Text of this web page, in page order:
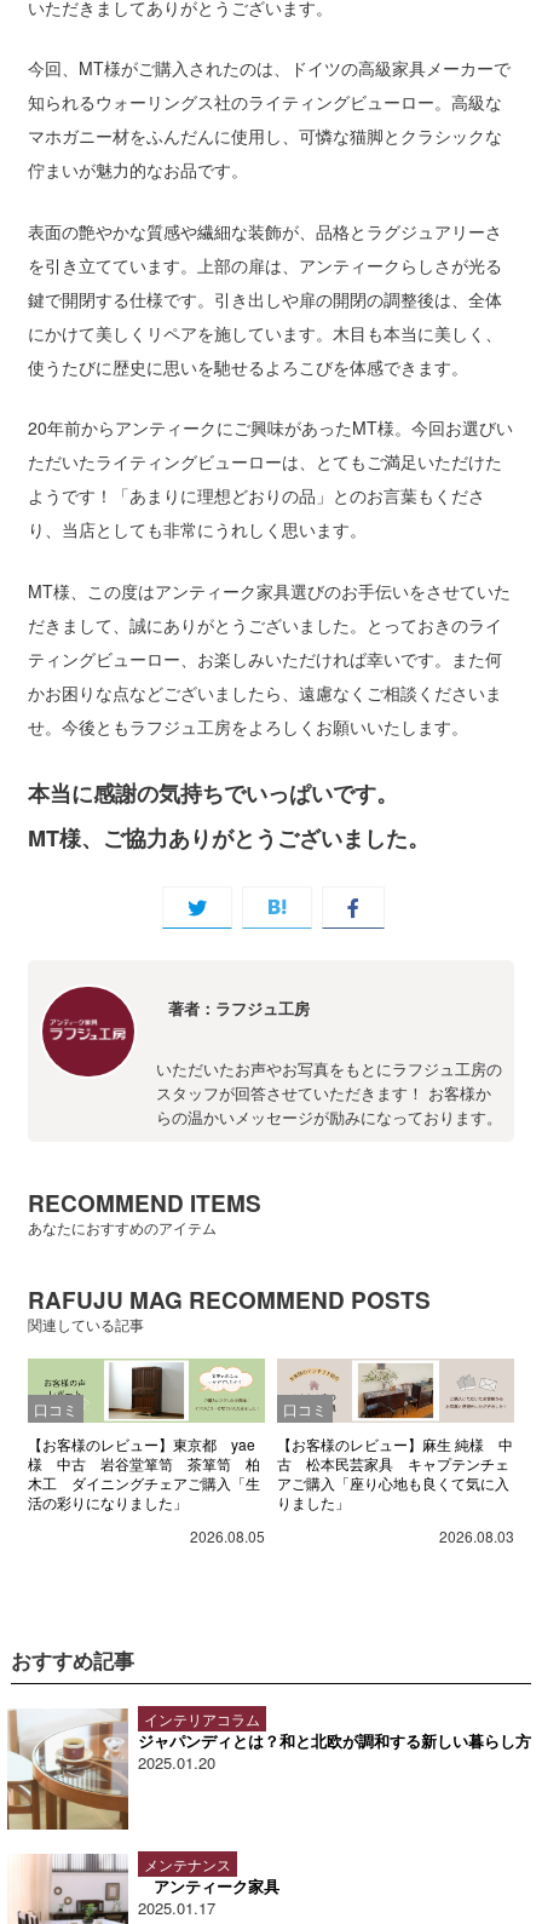
いただきましてありがとうございます。
今回、MT様がご購入されたのは、ドイツの高級家具メーカーで
知られるウォーリングス社のライティングビューロー。高級な
マホガニー材をふんだんに使用し、可憐な猫脚とクラシックな
佇まいが魅力的なお品です。
表面の艶やかな質感や繊細な装飾が、品格とラグジュアリーさ
を引き立てています。上部の扉は、アンティークらしさが光る
鍵で開閉する仕様です。引き出しや扉の開閉の調整後は、全体
にかけて美しくリペアを施しています。木目も本当に美しく、
使うたびに歴史に思いを馳せるよろこびを体感できます。
20年前からアンティークにご興味があったMT様。今回お選びい
ただいたライティングビューローは、とてもご満足いただけた
ようです！「あまりに理想どおりの品」とのお言葉もくださ
り、当店としても非常にうれしく思います。
MT様、この度はアンティーク家具選びのお手伝いをさせていた
だきまして、誠にありがとうございました。とっておきのライ
ティングビューロー、お楽しみいただければ幸いです。また何
かお困りな点などございましたら、遠慮なくご相談くださいま
せ。今後ともラフジュ工房をよろしくお願いいたします。
本当に感謝の気持ちでいっぱいです。
MT様、ご協力ありがとうございました。
著者：ラフジュ工房
いただいたお声やお写真をもとにラフジュ工房の
スタッフが回答させていただきます！ お客様か
らの温かいメッセージが励みになっております。
RECOMMEND ITEMS
あなたにおすすめのアイテム
RAFUJU MAG RECOMMEND POSTS
関連している記事
口コミ
【お客様のレビュー】東京都 yae
様 中古 岩谷堂箪笥 茶箪笥 柏
木工 ダイニングチェアご購入「生
活の彩りになりました」
2026.08.05
口コミ
【お客様のレビュー】麻生 純様 中
古 松本民芸家具 キャプテンチェ
アご購入「座り心地も良くて気に入
りました」
2026.08.03
おすすめ記事
インテリアコラム
ジャパンディとは？和と北欧が調和する新しい暮らし方
2025.01.20
メンテナンス
アンティーク家具
2025.01.17